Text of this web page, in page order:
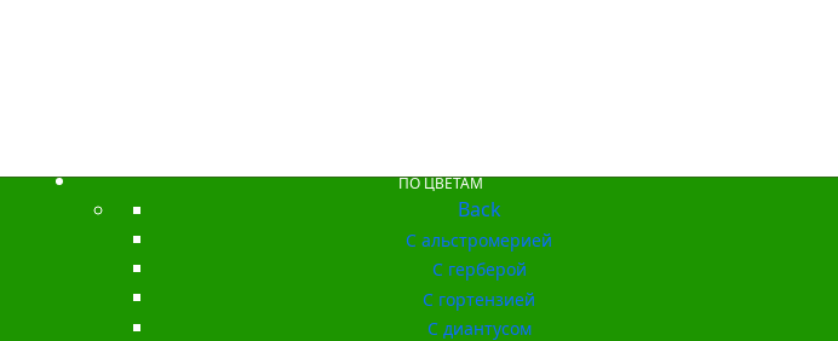
ПО ЦВЕТАМ
Back
С альстромерией
С герберой
С гортензией
С диантусом